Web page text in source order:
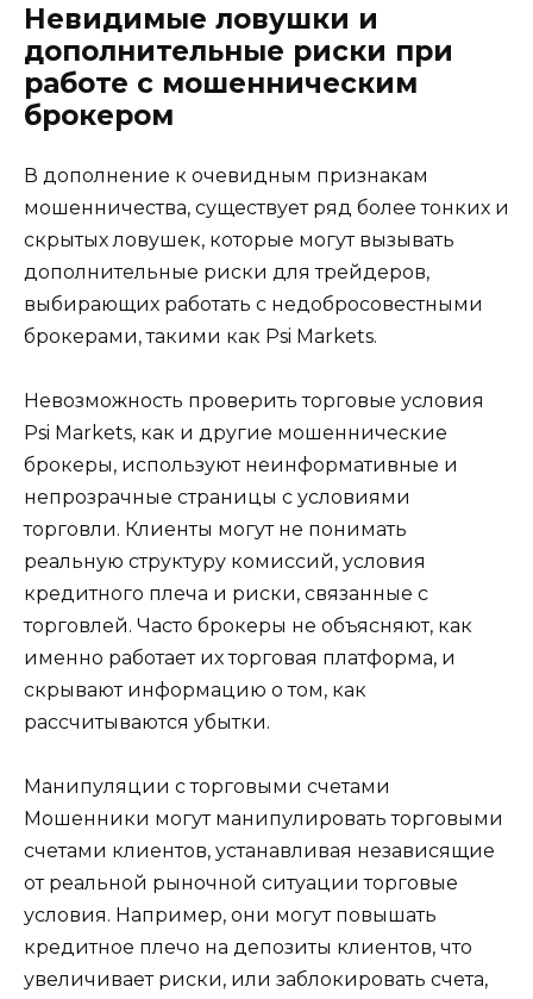
Невидимые ловушки и
дополнительные риски при
работе с мошенническим
брокером
В дополнение к очевидным признакам
мошенничества, существует ряд более тонких и
скрытых ловушек, которые могут вызывать
дополнительные риски для трейдеров,
выбирающих работать с недобросовестными
брокерами, такими как Psi Markets.
Невозможность проверить торговые условия
Psi Markets, как и другие мошеннические
брокеры, используют неинформативные и
непрозрачные страницы с условиями
торговли. Клиенты могут не понимать
реальную структуру комиссий, условия
кредитного плеча и риски, связанные с
торговлей. Часто брокеры не объясняют, как
именно работает их торговая платформа, и
скрывают информацию о том, как
рассчитываются убытки.
Манипуляции с торговыми счетами
Мошенники могут манипулировать торговыми
счетами клиентов, устанавливая независящие
от реальной рыночной ситуации торговые
условия. Например, они могут повышать
кредитное плечо на депозиты клиентов, что
увеличивает риски, или заблокировать счета,